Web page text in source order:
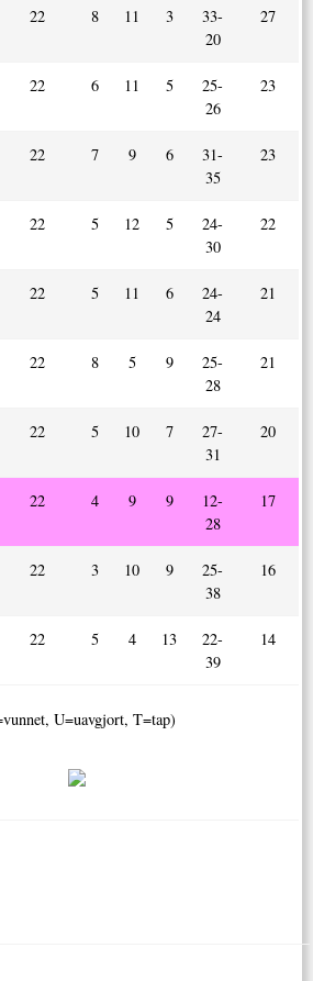
22 8 11 3
33-
20
27
22 6 11 5
25-
26
23
22 7 9 6
31-
35
23
22 5 12 5
24-
30
22
22 5 11 6
24-
24
21
22 8 5 9
25-
28
21
22 5 10 7
27-
31
20
22 4 9 9
12-
28
17
22 3 10 9
25-
38
16
22 5 4 13
22-
39
14
U=uavgjort, T=tap)